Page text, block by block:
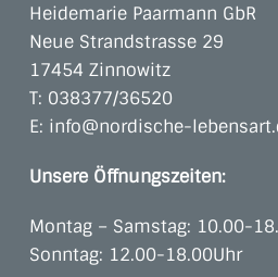
Heidemarie Paarmann GbR
Neue Strandstrasse 29
17454 Zinnowitz
T: 038377/36520
E: info@nordische-
Unsere Öffnungszeiten:
Montag – Samstag: 10.00-
Sonntag: 12.00-18.00Uhr